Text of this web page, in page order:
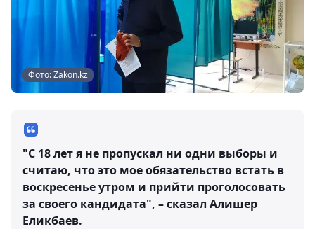
Фото: Zakon.kz
"С 18 лет я не пропускал ни одни выборы и
считаю, что это мое обязательство встать в
воскресенье утром и прийти проголосовать
за своего кандидата", – сказал Алишер
Еликбаев.